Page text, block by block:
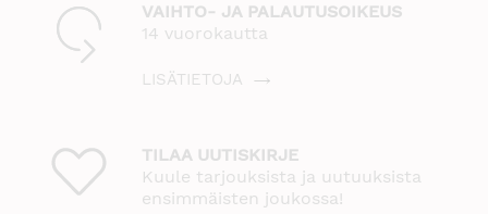
VAIHTO- JA PALAUTUSOIKEUS
14 vuorokautta
LISÄTIETOJA
TILAA UUTISKIRJE
Kuule tarjouksista ja uutuuksista
ensimmäisten joukossa!